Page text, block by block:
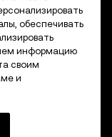
обеспечивать
информацию
своим
и